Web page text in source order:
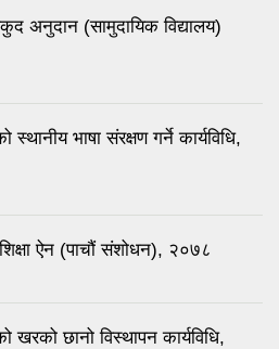
अनुदान (सामुदायिक विद्यालय)
स्थानीय भाषा संरक्षण गर्ने कार्यविधि,
ऐन (पाचौं संशोधन), २०७८
खरको छानो विस्थापन कार्यविधि,